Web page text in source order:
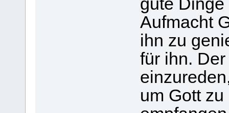
gute
Aufmacht
ihn zu
für ihn.
um Gott